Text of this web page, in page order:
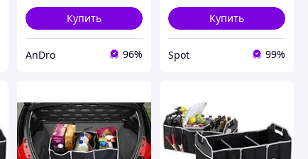
Купить
AnDro 96%
Купить
Spot 99%